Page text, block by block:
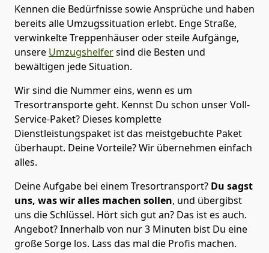
Kennen die Bedürfnisse sowie Ansprüche und haben
bereits alle Umzugssituation erlebt. Enge Straße,
verwinkelte Treppenhäuser oder steile Aufgänge,
unsere Umzugshelfersind die Besten und
bewältigen jede Situation.
Wir sind die Nummer eins, wenn es um
Tresortransporte geht. Kennst Du schon unser Voll-
Service-Paket? Dieses komplette
Dienstleistungspaket ist das meistgebuchte Paket
überhaupt. Deine Vorteile? Wir übernehmen einfach
alles.
Deine Aufgabe bei einem Tresortransport? Du sagst
uns, was wir alles machen sollen, und übergibst
uns die Schlüssel. Hört sich gut an? Das ist es auch.
Angebot? Innerhalb von nur 3 Minuten bist Du eine
große Sorge los. Lass das mal die Profis machen.